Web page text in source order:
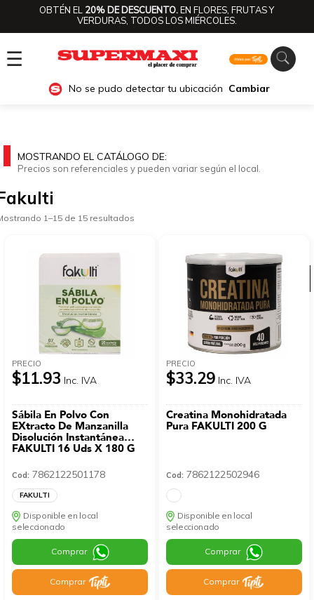
OBTÉN EL 20% DE DESCUENTO.EN FLORES, FRUTAS Y
VERDURAS, TODOS LOS MIÉRCOLES.
☰
No se pudo detectar tu ubicación Cambiar
Ver categorías
MOSTRANDO EL CATÁLOGO DE:
Precios son referenciales y pueden variar según el local.
1–15 de 15 resultados
PRECIO
$11.93 Inc. IVA
Sábila En Polvo Con
EXtracto De Manzanilla
Disolución Instantánea
FAKULTI 16 Uds X 180 G
Cod: 7862122501178
FAKULTI
Disponible en local
seleccionado
Comprar
Comprar
PRECIO
$33.29 Inc. IVA
Creatina Monohidratada
Pura FAKULTI 200 G
Cod: 7862122502946
Disponible en local
seleccionado
Comprar
Comprar